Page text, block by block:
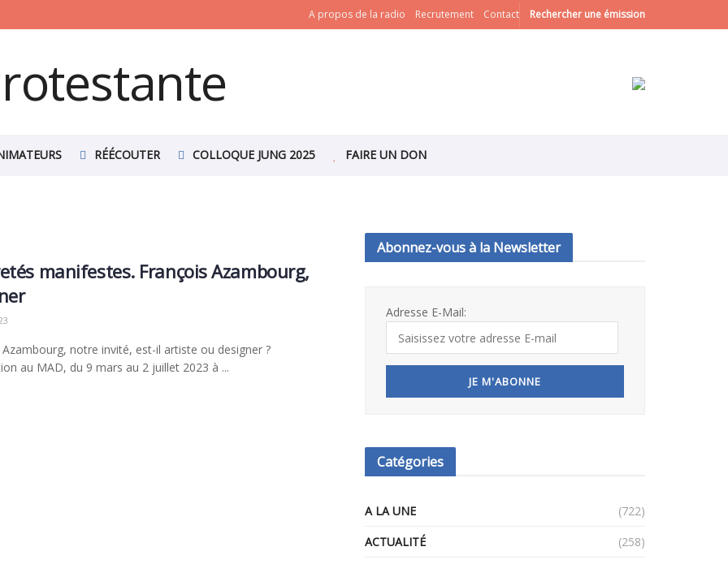
A propos de la radio Recrutement Contact Rechercher une émission
RÉÉCOUTER COLLOQUE JUNG 2025 FAIRE UN DON
manifestes. François Azambourg,
Azambourg, notre invité, est-il artiste ou designer ?
au MAD, du 9 mars au 2 juillet 2023 à ...
Abonnez-vous à la Newsletter
Adresse E-Mail:
Catégories
A LA UNE
(722)
ACTUALITÉ
(258)